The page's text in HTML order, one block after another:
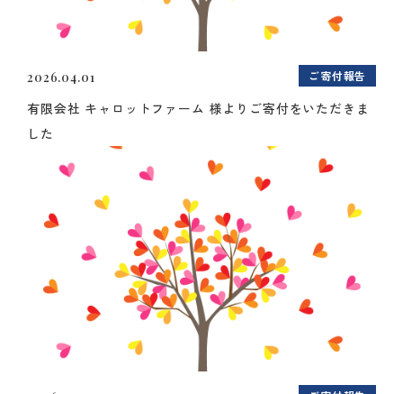
2026.04.01 ご寄付報告
有限会社 キャロットファーム 様よりご寄付をいただきま
した